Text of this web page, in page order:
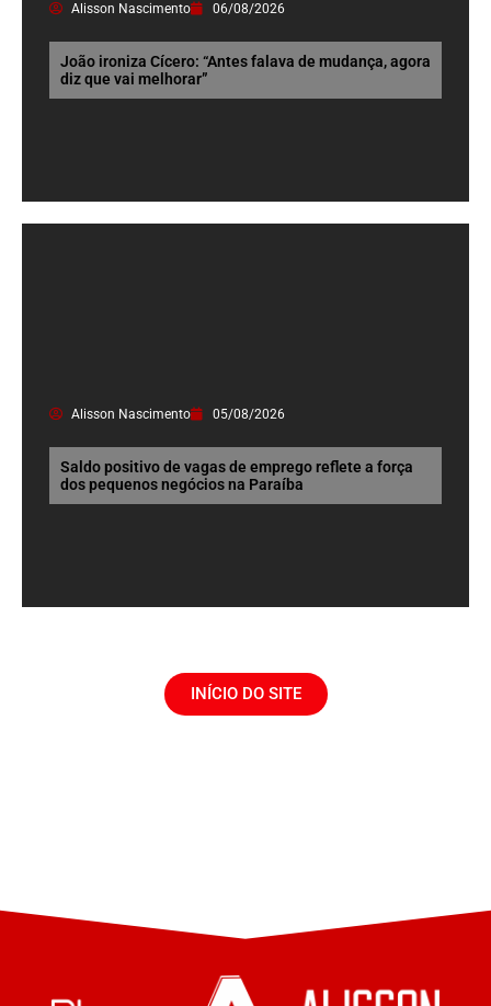
Alisson Nascimento 06/08/2026
João ironiza Cícero: “Antes falava de mudança, agora
diz que vai melhorar”
Alisson Nascimento 05/08/2026
Saldo positivo de vagas de emprego reflete a força
dos pequenos negócios na Paraíba
INÍCIO DO SITE